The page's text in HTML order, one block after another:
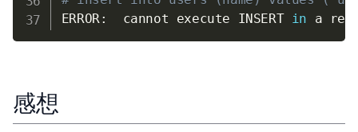
ERROR:  cannot execute INSERT in
感想